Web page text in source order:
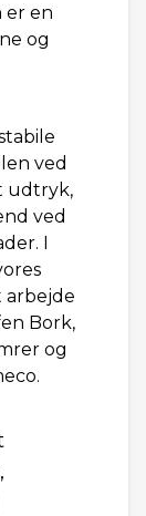
er en
og
ved
udtryk,
ved
I
arbejde
Bork,
og